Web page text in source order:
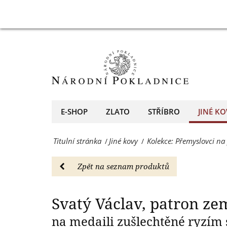
zušlechtěných
stříbrem
Jiné
E-SHOP ZLATO STŘÍBRO JINÉ
Titulní stránka /Jiné kovy / Kolekce: Přemyslovci
Zpět na seznam produktů
Svatý Václav, patron
na medaili zušlechtěné
stříbrem
kovy
Pokladnice
-
přední
prodejce